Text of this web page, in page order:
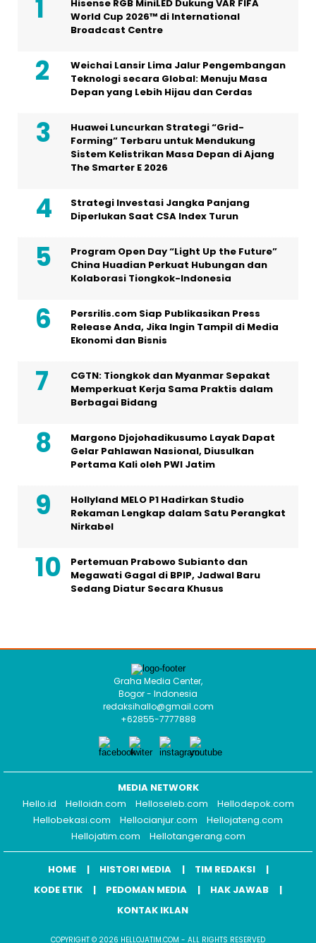
Hisense RGB MiniLED Dukung VAR FIFA
World Cup 2026™ di International
Broadcast Centre
Weichai Lansir Lima Jalur Pengembangan
Teknologi secara Global: Menuju Masa
Depan yang Lebih Hijau dan Cerdas
Huawei Luncurkan Strategi “Grid-
Forming” Terbaru untuk Mendukung
Sistem Kelistrikan Masa Depan di Ajang
The Smarter E 2026
Strategi Investasi Jangka Panjang
Diperlukan Saat CSA Index Turun
Program Open Day “Light Up the Future”
China Huadian Perkuat Hubungan dan
Kolaborasi Tiongkok-Indonesia
Persrilis.com Siap Publikasikan Press
Release Anda, Jika Ingin Tampil di Media
Ekonomi dan Bisnis
CGTN: Tiongkok dan Myanmar Sepakat
Memperkuat Kerja Sama Praktis dalam
Berbagai Bidang
Margono Djojohadikusumo Layak Dapat
Gelar Pahlawan Nasional, Diusulkan
Pertama Kali oleh PWI Jatim
Hollyland MELO P1 Hadirkan Studio
Rekaman Lengkap dalam Satu Perangkat
Nirkabel
Pertemuan Prabowo Subianto dan
Megawati Gagal di BPIP, Jadwal Baru
Sedang Diatur Secara Khusus
Graha Media Center,
Bogor - Indonesia
redaksihallo@gmail.com
+62855-7777888
MEDIA NETWORK
Hello.id
Helloidn.com Helloseleb.com
Hellodepok.com
Hellobekasi.com
Hellocianjur.com
Hellojateng.com
Hellojatim.com
Hellotangerang.com
HOME HISTORI MEDIA
TIM REDAKSI
KODE ETIK
PEDOMAN MEDIA
HAK JAWAB
KONTAK IKLAN
COPYRIGHT © 2026 HELLOJATIM.COM - ALL RIGHTS RESERVED